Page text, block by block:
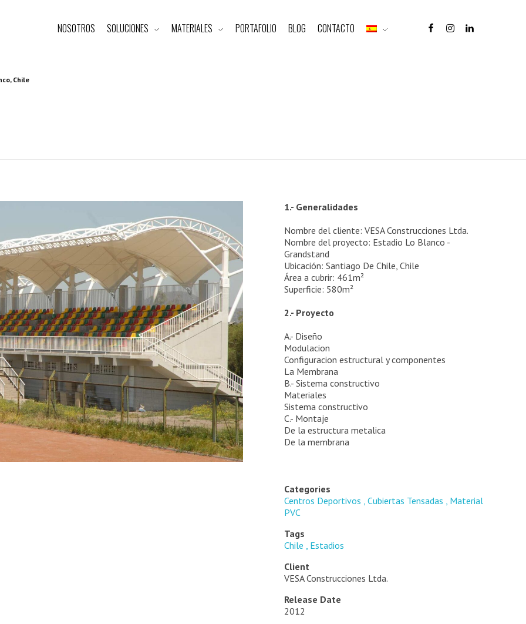
NOSOTROS SOLUCIONES MATERIALES PORTAFOLIO BLOG CONTACTO
Chile
1.- Generalidades
Nombre del cliente: VESA Construcciones Ltda.
Nombre del proyecto: Estadio Lo Blanco -
Grandstand
Ubicación: Santiago De Chile, Chile
Área a cubrir: 461m²
Superficie: 580m²
2.- Proyecto
A.- Diseño
Modulacion
Configuracion estructural y componentes
La Membrana
B.- Sistema constructivo
Materiales
Sistema constructivo
C.- Montaje
De la estructura metalica
De la membrana
Categories
Centros Deportivos Cubiertas Tensadas
Material
PVC
Tags
Chile
Estadios
Client
VESA Construcciones Ltda.
Release Date
2012